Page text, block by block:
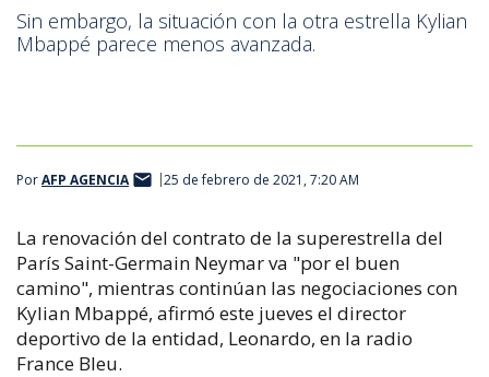
Sin embargo, la situación con la otra estrella Kylian
Mbappé parece menos avanzada.
PorAFP AGENCIA 25 de febrero de 2021, 7:20 AM
La renovación del contrato de la superestrella del
París Saint-Germain Neymar va "por el buen
camino", mientras continúan las negociaciones con
Kylian Mbappé, afirmó este jueves el director
deportivo de la entidad, Leonardo, en la radio
France Bleu.